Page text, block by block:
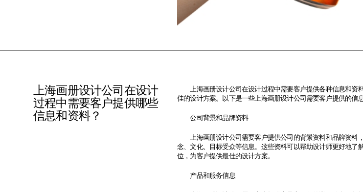
上海画册设计公司在设计
过程中需要客户提供哪些
信息和资料？
上海画册设计公司在设计过程中需要客户提供各种信息和资
佳的设计方案。以下是一些上海画册设计公司 需要客户提供的信
公司背景和品牌资料
上海画册设计公司需要客户提供公司的背景资料和品牌资料
念、文化、目标受众等信息。这些资料可以帮助设计师更好地了
位，为客户提供最佳的设计方案。
产品和服务信息